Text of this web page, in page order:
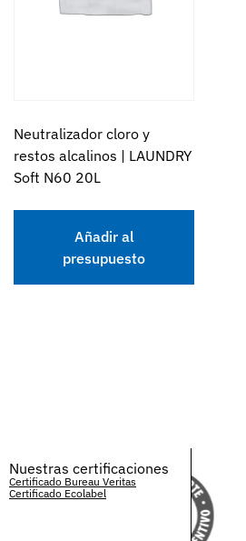
Neutralizador cloro y
restos alcalinos | LAUNDRY
Soft N60 20L
Añadir al
presupuesto
Nuestras certificaciones
Certificado Bureau Veritas
Certificado Ecolabel